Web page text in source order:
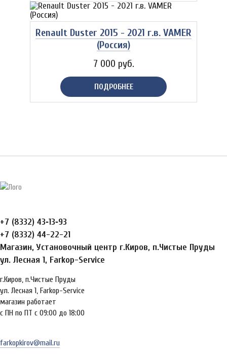
Renault Duster 2015 - 2021 г.в. VAMER
(Россия)
7 000 руб.
ПОДРОБНЕЕ
+7 (8332) 43‑13‑93
+7 (8332) 44-22-21
Магазин, Установочный центр г.Киров, п.Чистые Пруды
ул. Лесная 1, Farkop-Service
г.Киров, п.Чистые Пруды
ул. Лесная 1, Farkop-Service
магазин работает
с ПН по ПТ с 09:00 до 18:00
farkopkirov@mail.ru